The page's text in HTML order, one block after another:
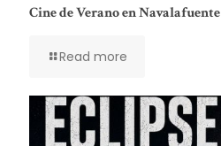
Cine de Verano en Navalafuente
Read more